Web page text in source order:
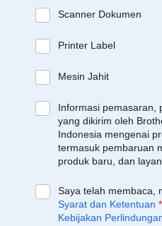
Scanner Dokumen
Printer Label
Mesin Jahit
Informasi pemasaran,
yang dikirim oleh
Indonesia mengenai
termasuk pembaruan
produk baru, dan
Saya telah membaca,
Syarat dan Ketentuan *
Kebijakan